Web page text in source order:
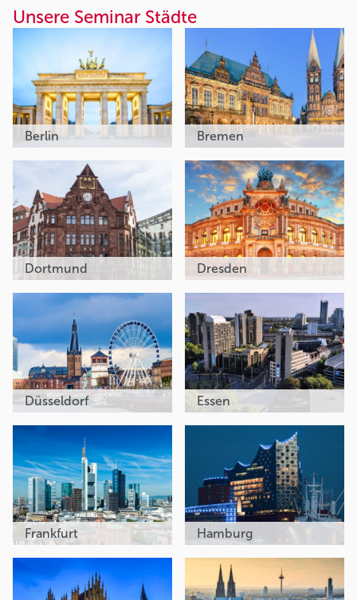
Unsere Seminar Städte
Berlin Bremen
Dortmund Dresden
Düsseldorf Essen
Frankfurt Hamburg